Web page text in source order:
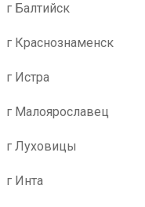
г Балтийск
г Краснознаменск
г Истра
г Малоярославец
г Луховицы
г Инта